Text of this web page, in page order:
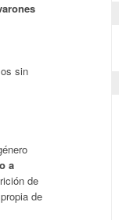
sin
a
de
de